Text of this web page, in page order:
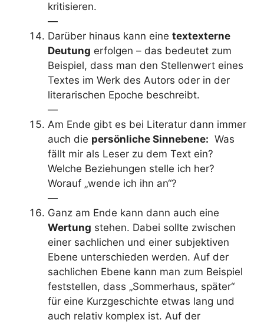
kritisieren.
—
Darüber hinaus kann eine textexterne
Deutung erfolgen – das bedeutet zum
Beispiel, dass man den Stellenwert eines
Textes im Werk des Autors oder in der
literarischen Epoche beschreibt.
—
Am Ende gibt es bei Literatur dann immer
auch die persönliche Sinnebene: Was
fällt mir als Leser zu dem Text ein?
Welche Beziehungen stelle ich her?
Worauf „wende ich ihn an“?
—
Ganz am Ende kann dann auch eine
Wertung stehen. Dabei sollte zwischen
einer sachlichen und einer subjektiven
Ebene unterschieden werden. Auf der
sachlichen Ebene kann man zum Beispiel
feststellen, dass „Sommerhaus, später“
für eine Kurzgeschichte etwas lang und
auch relativ komplex ist. Auf der